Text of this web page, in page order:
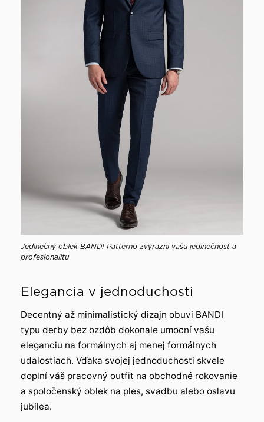
Jedinečný oblek BANDI Patterno zvýrazní vašu jedinečnosť a
profesionalitu
Elegancia v jednoduchosti
Decentný až minimalistický dizajn obuvi BANDI
typu derby bez ozdôb dokonale umocní vašu
eleganciu na formálnych aj menej formálnych
udalostiach. Vďaka svojej jednoduchosti skvele
doplní váš pracovný outfit na obchodné rokovanie
a spoločenský oblek na ples, svadbu alebo oslavu
jubilea.